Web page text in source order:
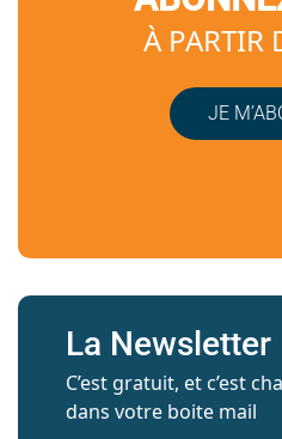
À PARTIR
JE
La Newsletter
C’est gratuit, et c’est
dans votre boite mail